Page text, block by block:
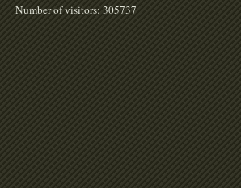
Number of visitors: 305737